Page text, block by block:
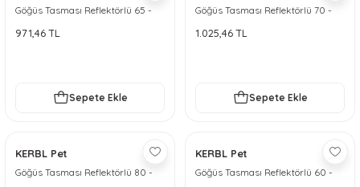
Göğüs Tasması Reflektörlü 65 -
971,46 TL
Sepete Ekle
Göğüs Tasması Reflektörlü 70 -
1.025,46 TL
Sepete Ekle
KERBL Pet
Göğüs Tasması Reflektörlü 80 -
KERBL Pet
Göğüs Tasması Reflektörlü 60 -